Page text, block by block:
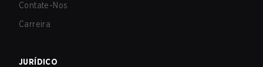
Contate-Nos
Carreira
JURÍDICO